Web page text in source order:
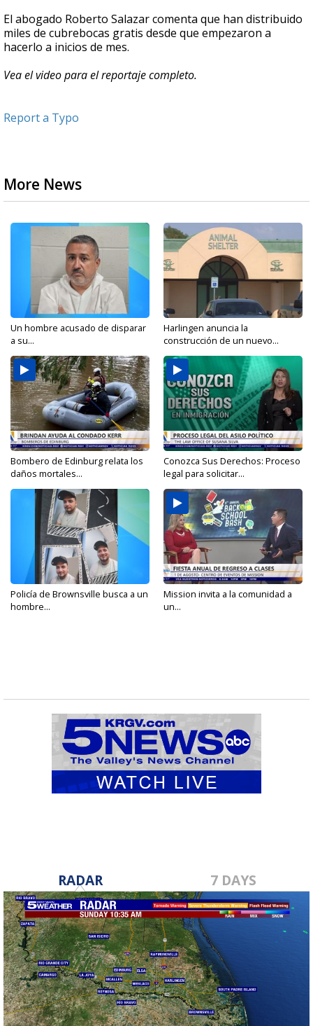
El abogado Roberto Salazar comenta que han distribuido
miles de cubrebocas gratis desde que empezaron a
hacerlo a inicios de mes.
Vea el video para el reportaje completo.
Report a Typo
More News
Un hombre acusado de disparar
a su...
Harlingen anuncia la
construcción de un nuevo...
Bombero de Edinburg relata los
daños mortales...
Conozca Sus Derechos: Proceso
legal para solicitar...
Policía de Brownsville busca a un
hombre...
Mission invita a la comunidad a
un...
RADAR 7 DAYS